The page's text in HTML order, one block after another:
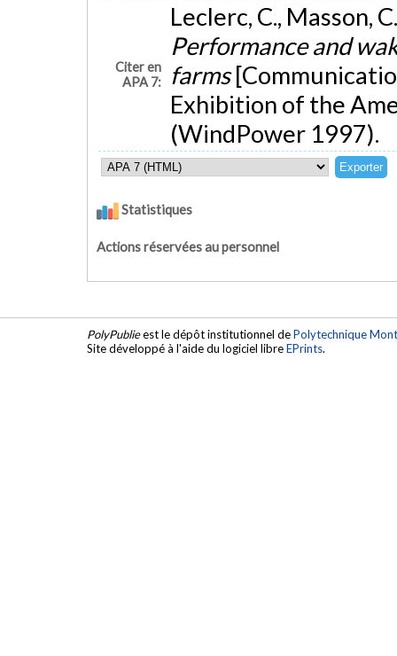
Citer en
APA 7:
Leclerc, C., Masson,
Performance and
farms
Exhibition of the
(WindPower 1997).
Statistiques
Actions réservées au personnel
PolyPublieest le dépôt institutionnel dePolytechnique
Site développé à l'aide du logiciel libreEPrints.